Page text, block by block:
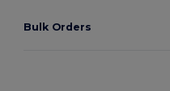
Bulk Orders